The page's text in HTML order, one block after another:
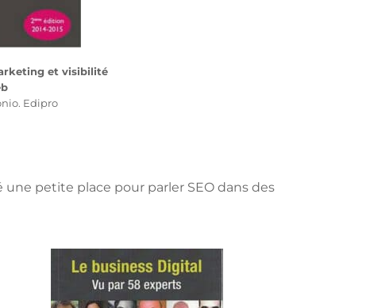
et visibilité
Edipro
petite place pour parler SEO dans des